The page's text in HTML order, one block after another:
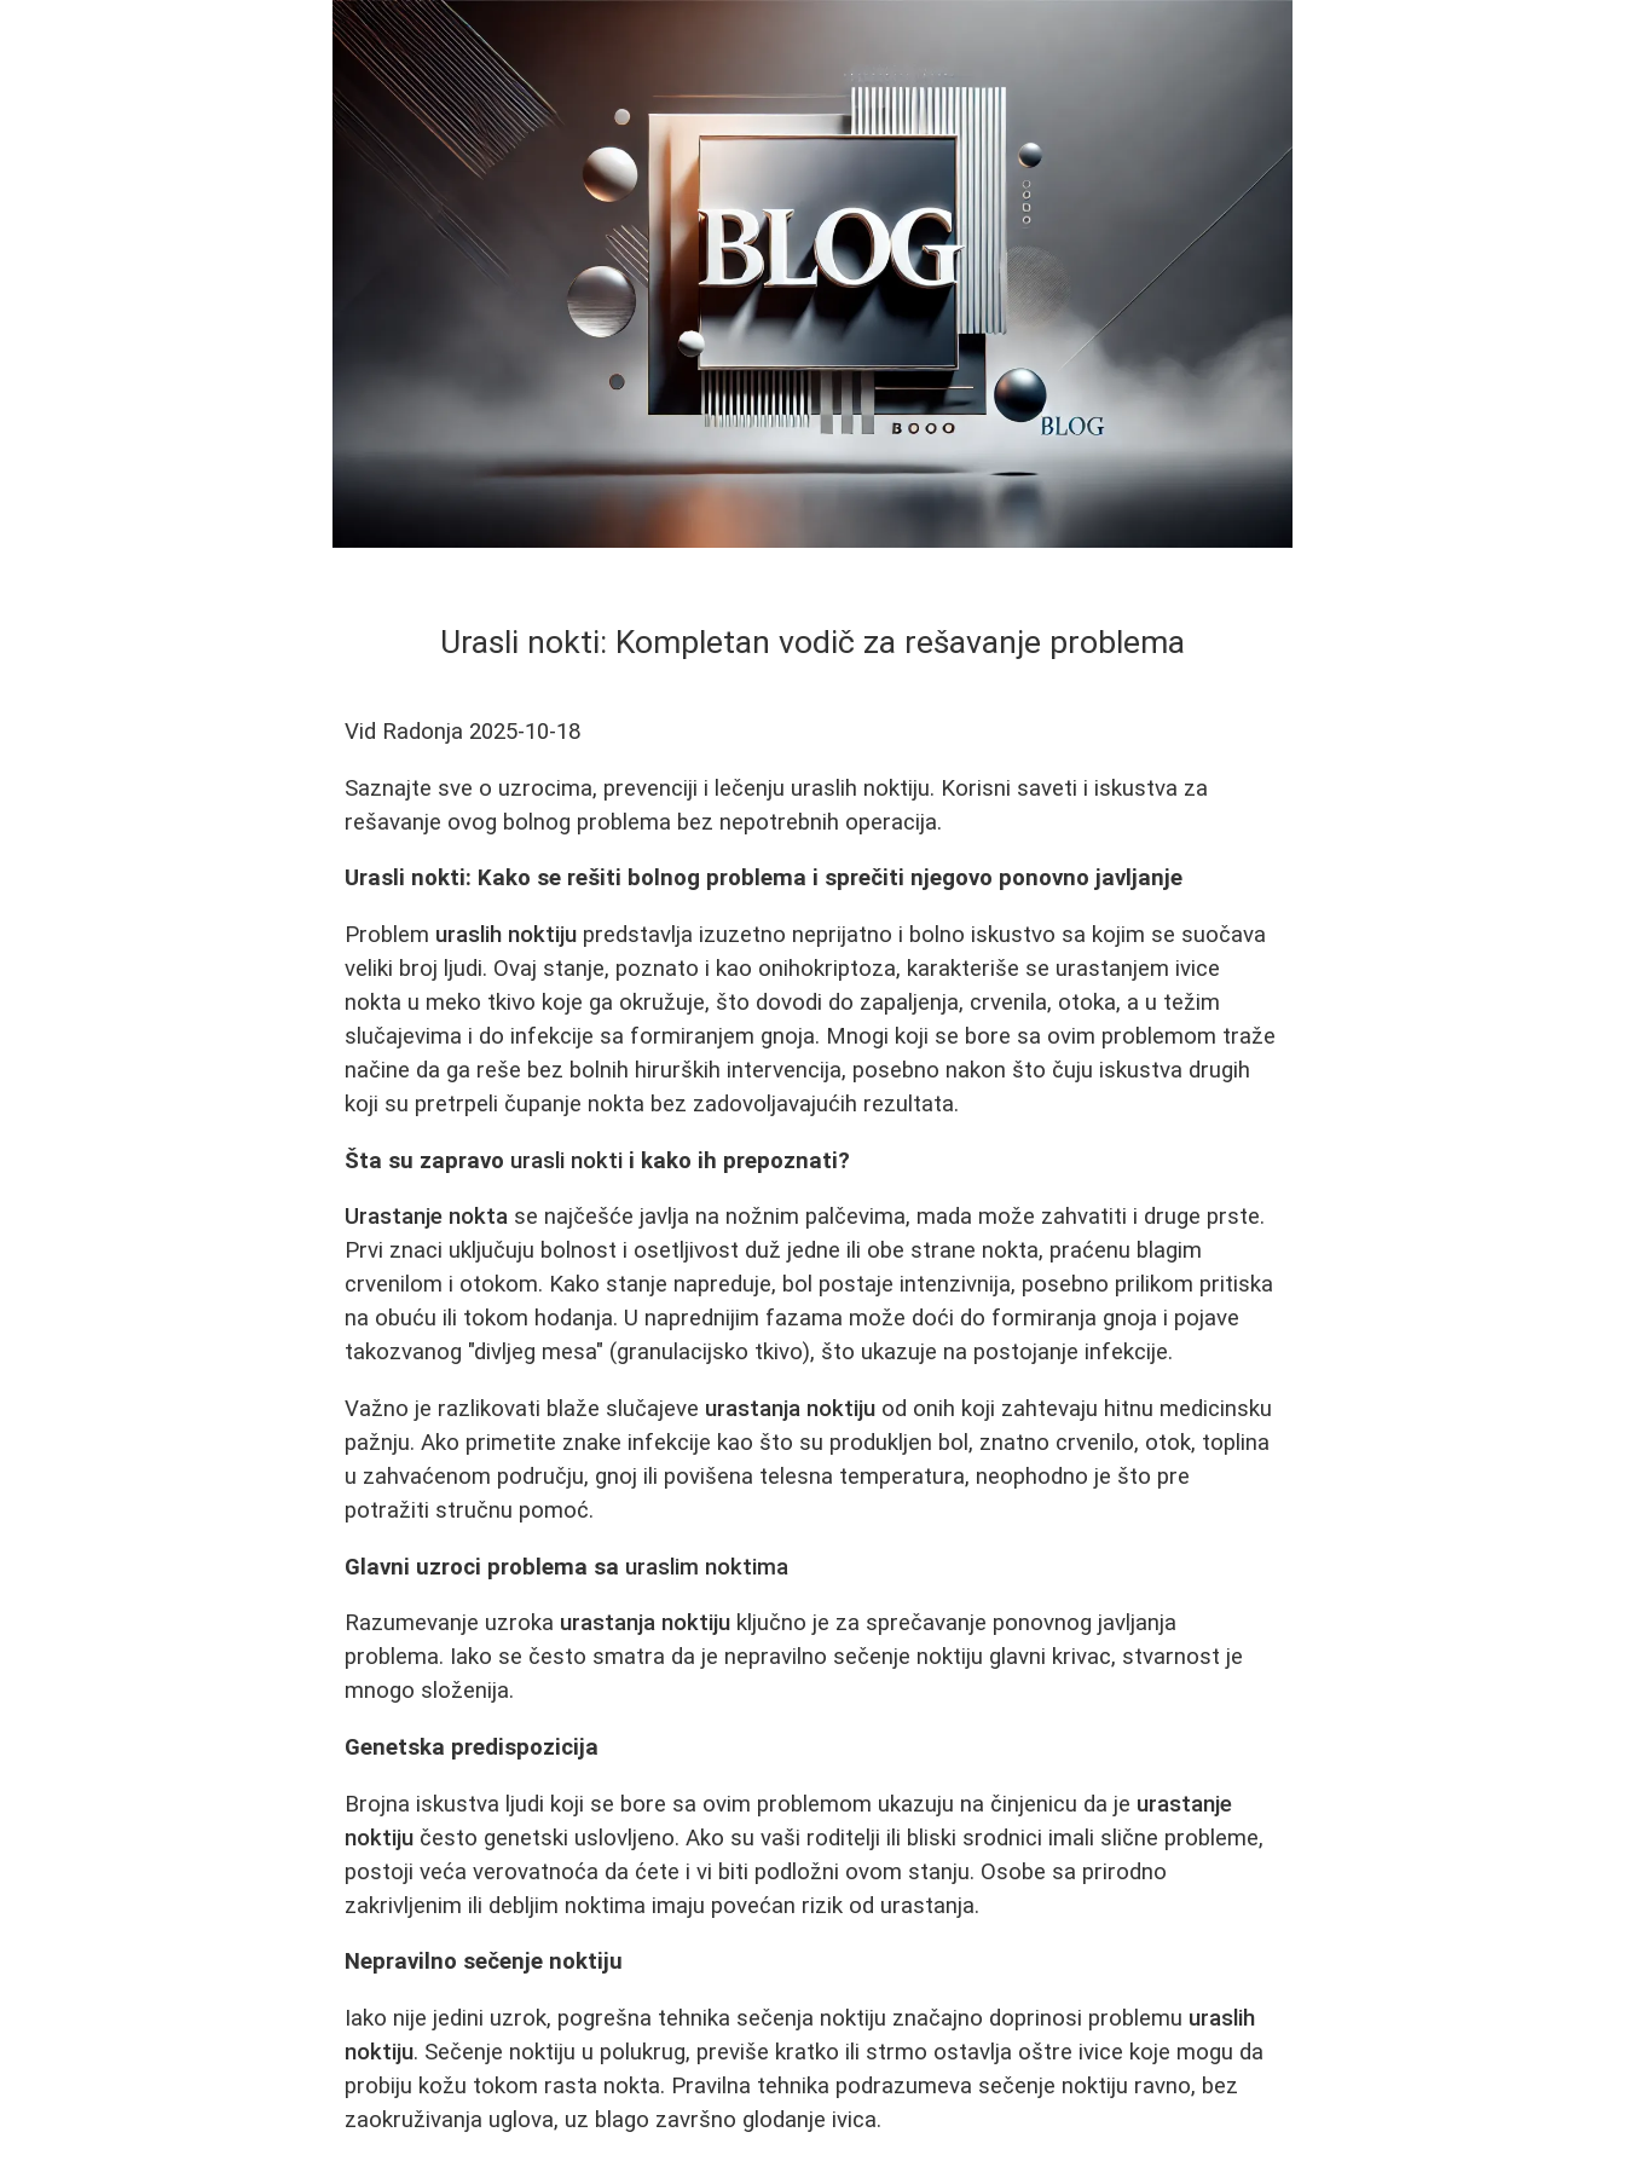
Urasli nokti: Kompletan vodič za rešavanje problema
Vid Radonja 2025-10-18
Saznajte sve o uzrocima, prevenciji i lečenju uraslih noktiju. Korisni saveti i iskustva za
rešavanje ovog bolnog problema bez nepotrebnih operacija.
Urasli nokti: Kako se rešiti bolnog problema i sprečiti njegovo ponovno javljanje
Problem uraslih noktiju predstavlja izuzetno neprijatno i bolno iskustvo sa kojim se suočava
veliki broj ljudi. Ovaj stanje, poznato i kao onihokriptoza, karakteriše se urastanjem ivice
nokta u meko tkivo koje ga okružuje, što dovodi do zapaljenja, crvenila, otoka, a u težim
slučajevima i do infekcije sa formiranjem gnoja. Mnogi koji se bore sa ovim problemom traže
načine da ga reše bez bolnih hirurških intervencija, posebno nakon što čuju iskustva drugih
koji su pretrpeli čupanje nokta bez zadovoljavajućih rezultata.
Šta su zapravo urasli nokti i kako ih prepoznati?
Urastanje nokta se najčešće javlja na nožnim palčevima, mada može zahvatiti i druge prste.
Prvi znaci uključuju bolnost i osetljivost duž jedne ili obe strane nokta, praćenu blagim
crvenilom i otokom. Kako stanje napreduje, bol postaje intenzivnija, posebno prilikom pritiska
na obuću ili tokom hodanja. U naprednijim fazama može doći do formiranja gnoja i pojave
takozvanog "divljeg mesa" (granulacijsko tkivo), što ukazuje na postojanje infekcije.
Važno je razlikovati blaže slučajeve urastanja noktiju od onih koji zahtevaju hitnu medicinsku
pažnju. Ako primetite znake infekcije kao što su produkljen bol, znatno crvenilo, otok, toplina
u zahvaćenom području, gnoj ili povišena telesna temperatura, neophodno je što pre
potražiti stručnu pomoć.
Glavni uzroci problema sa uraslim noktima
Razumevanje uzroka urastanja noktiju ključno je za sprečavanje ponovnog javljanja
problema. Iako se često smatra da je nepravilno sečenje noktiju glavni krivac, stvarnost je
mnogo složenija.
Genetska predispozicija
Brojna iskustva ljudi koji se bore sa ovim problemom ukazuju na činjenicu da je urastanje
noktiju često genetski uslovljeno. Ako su vaši roditelji ili bliski srodnici imali slične probleme,
postoji veća verovatnoća da ćete i vi biti podložni ovom stanju. Osobe sa prirodno
zakrivljenim ili debljim noktima imaju povećan rizik od urastanja.
Nepravilno sečenje noktiju
Iako nije jedini uzrok, pogrešna tehnika sečenja noktiju značajno doprinosi problemu uraslih
noktiju. Sečenje noktiju u polukrug, previše kratko ili strmo ostavlja oštre ivice koje mogu da
probiju kožu tokom rasta nokta. Pravilna tehnika podrazumeva sečenje noktiju ravno, bez
zaokruživanja uglova, uz blago završno glodanje ivica.